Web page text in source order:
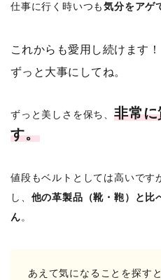
仕事に行く時いつも気分をアゲ
これからも愛用し続けます！
ずっと大事にしてね。
ずっと美しさを保ち、非常
す。
値段もベルトとしては高いです
し、 他の革製品（靴・鞄）と比
ん。
あえて気になることを探すと